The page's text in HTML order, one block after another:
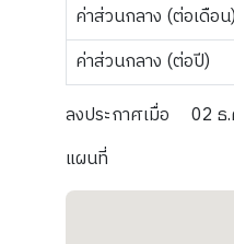
ค่าส่วนกลาง (ต่อเดือน)
ค่าส่วนกลาง (ต่อปี)
ลงประกาศเมื่อ
02 ธ
แผนที่